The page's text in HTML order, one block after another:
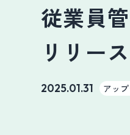
従業員
リリー
2025.01.31 アッ